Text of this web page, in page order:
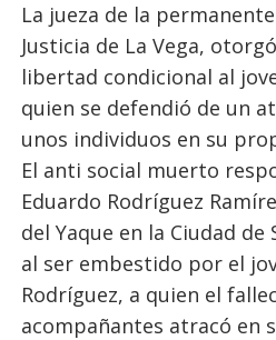
La jueza de la
Justicia de La Vega,
libertad condicional al
quien se defendió de un
unos individuos en su
El anti social muerto
Eduardo Rodríguez
del Yaque en la Ciudad
al ser embestido por el
Rodríguez, a quien el
acompañantes atracó en